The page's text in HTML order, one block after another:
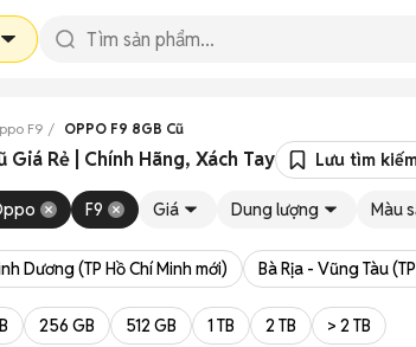
F9 OPPO F9 8GB Cũ
Giá Rẻ | Chính Hãng, Xách Tay Lưu tìm
F9 Giá Dung lượng Màu
Dương (TP Hồ Chí Minh mới) Bà Rịa - Vũng Tàu
256 GB 512 GB 1 TB 2 TB > 2 TB